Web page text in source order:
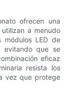
ofrecen una
a menudo
LED de
evitando que se
eficaz
resista los
vez que protege